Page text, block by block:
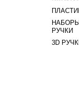
РУЧКИ
3D